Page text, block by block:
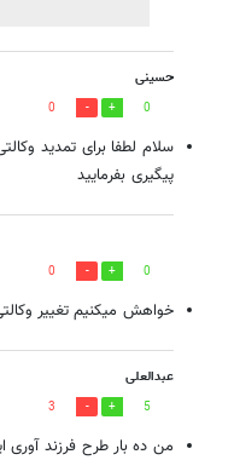
حسینی
0
0
سلام لطفا برای تمدید
پیگیری بفرمایید
0
0
خواهش میکنیم تغییر
عبدالعلی
5
3
من ده بار طرح فرزند آوری